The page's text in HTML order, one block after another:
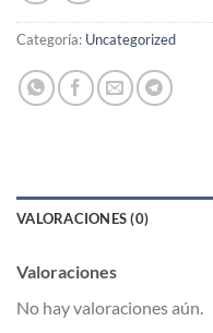
Categoría: Uncategorized
VALORACIONES (0)
Valoraciones
No hay valoraciones aún.